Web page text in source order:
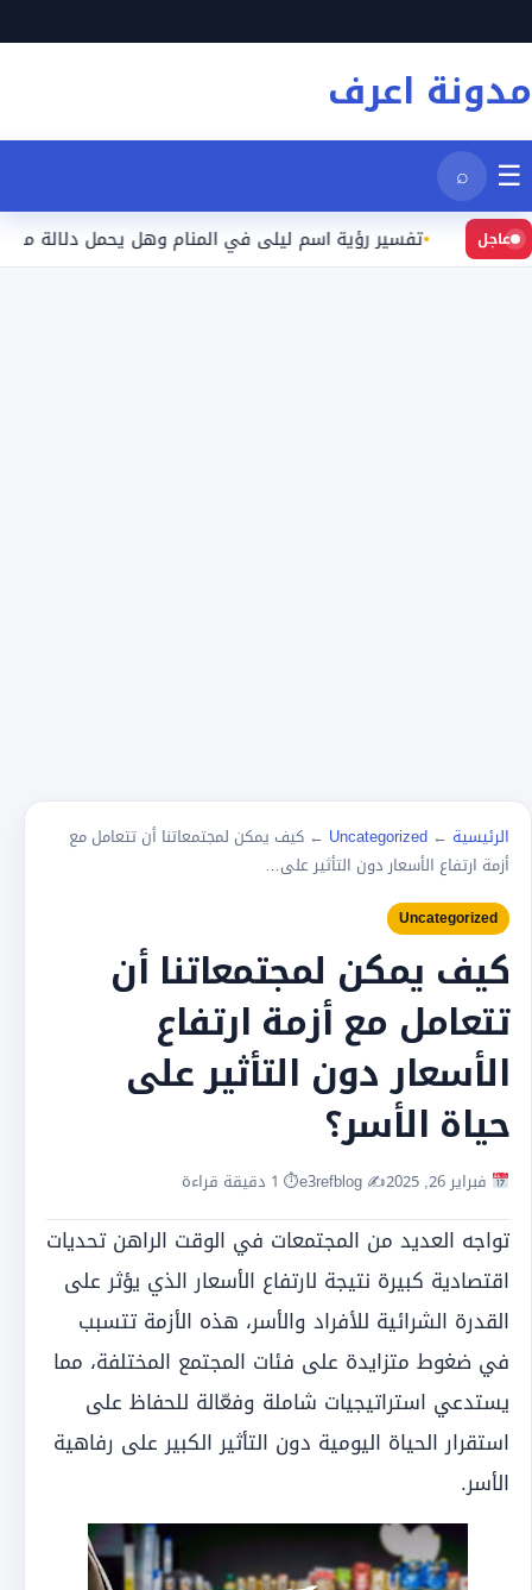
إلى
المحتوى
مدونة اعرف
☰
⌕
عاجل تفسير رؤية اسم ليلى في المنام وهل يحمل دلالة محددة؟
الرئيسية ←
Uncategorized
← كيف يمكن لمجتمعاتنا أن تتعامل مع
أزمة ارتفاع الأسعار دون التأثير على…
Uncategorized
كيف يمكن لمجتمعاتنا أن
تتعامل مع أزمة ارتفاع
الأسعار دون التأثير على
حياة الأسر؟
فبراير 26, 2025 ✍️ e3refblog ⏱ 1 دقيقة قراءة
تواجه العديد من المجتمعات في الوقت الراهن تحديات
اقتصادية كبيرة نتيجة لارتفاع الأسعار الذي يؤثر على
القدرة الشرائية للأفراد والأسر، هذه الأزمة تتسبب
في ضغوط متزايدة على فئات المجتمع المختلفة، مما
يستدعي استراتيجيات شاملة وفعّالة للحفاظ على
استقرار الحياة اليومية دون التأثير الكبير على رفاهية
الأسر.